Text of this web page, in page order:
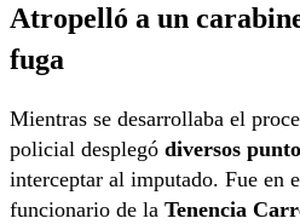
Atropelló a un
fuga
Mientras se desarrollaba el
policial desplegó diversos
interceptar al imputado. Fue en
funcionario de la Tenencia